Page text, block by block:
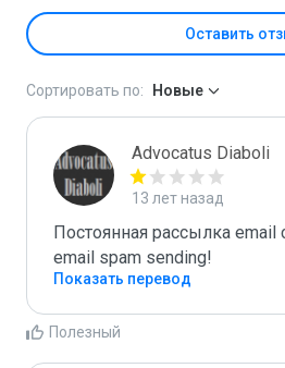
Оставить
Сортировать по: Новые
Advocatus Diaboli
13 лет назад
Постоянная рассылка email
email spam sending!
Показать перевод
Полезный